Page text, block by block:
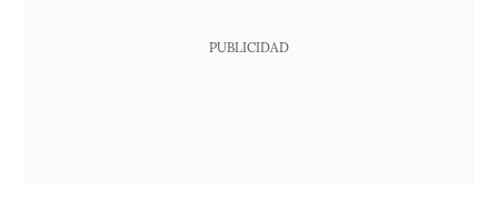
PUBLICIDAD